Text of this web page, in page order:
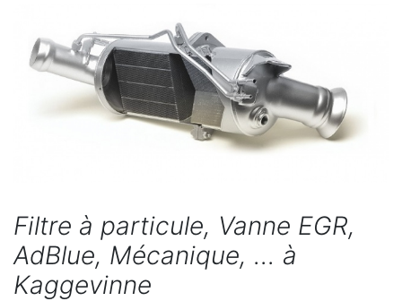
Filtre à particule, Vanne EGR,
AdBlue, Mécanique, ... à
Kaggevinne